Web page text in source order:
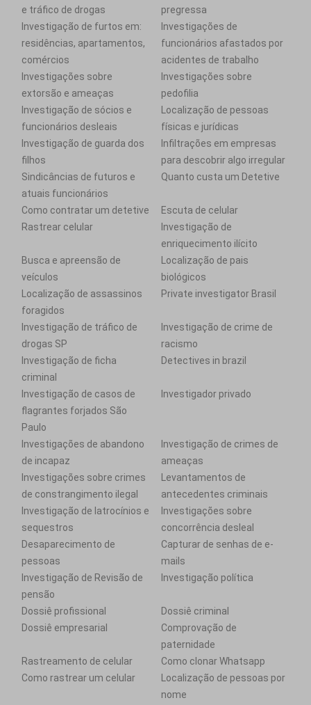
e tráfico de drogas
pregressa
Investigação de furtos em:
residências, apartamentos,
comércios
Investigações de
funcionários afastados por
acidentes de trabalho
Investigações sobre
extorsão e ameaças
Investigações sobre
pedofilia
Investigação de sócios e
funcionários desleais
Localização de pessoas
físicas e jurídicas
Investigação de guarda dos
filhos
Infiltrações em empresas
para descobrir algo irregular
Sindicâncias de futuros e
atuais funcionários
Quanto custa um Detetive
Como contratar um detetive
Escuta de celular
Rastrear celular
Investigação de
enriquecimento ilícito
Busca e apreensão de
veículos
Localização de pais
biológicos
Localização de assassinos
foragidos
Private investigator Brasil
Investigação de tráfico de
drogas SP
Investigação de crime de
racismo
Investigação de ficha
criminal
Detectives in brazil
Investigação de casos de
flagrantes forjados São
Paulo
Investigador privado
Investigações de abandono
de incapaz
Investigação de crimes de
ameaças
Investigações sobre crimes
de constrangimento ilegal
Levantamentos de
antecedentes criminais
Investigação de latrocínios e
sequestros
Investigações sobre
concorrência desleal
Desaparecimento de
pessoas
Capturar de senhas de e-
mails
Investigação de Revisão de
pensão
Investigação política
Dossiê profissional
Dossiê criminal
Dossiê empresarial
Comprovação de
paternidade
Rastreamento de celular
Como clonar Whatsapp
Como rastrear um celular
Localização de pessoas por
nome